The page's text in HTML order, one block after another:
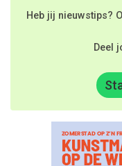
Heb jij nieuwstips?
Deel